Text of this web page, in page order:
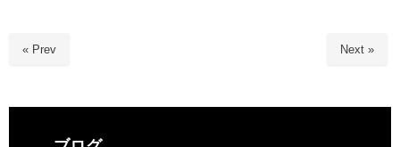
« Prev Next »